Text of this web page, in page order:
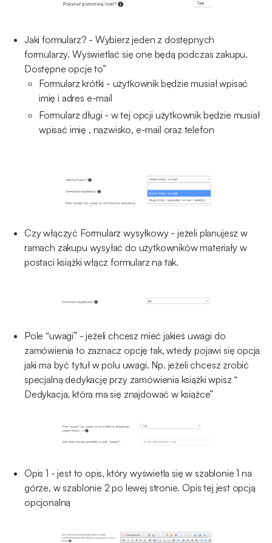
Jaki formularz? - Wybierz jeden z dostępnych
formularzy. Wyświetlać się one będą podczas zakupu.
Dostępne opcje to”
Formularz krótki - użytkownik będzie musiał wpisać
imię i adres e-mail
Formularz długi - w tej opcji użytkownik będzie musiał
wpisać imię , nazwisko, e-mail oraz telefon
Czy włączyć Formularz wysyłkowy - jeżeli planujesz w
ramach zakupu wysyłać do użytkowników materiały w
postaci książki włącz formularz na tak.
Pole “uwagi” - jeżeli chcesz mieć jakieś uwagi do
zamówienia to zaznacz opcję tak, wtedy pojawi się opcja
jaki ma być tytuł w polu uwagi. Np. jeżeli chcesz zrobić
specjalną dedykację przy zamówienia książki wpisz “
Dedykacja, która ma się znajdować w książce”
Opis 1 - jest to opis, który wyświetla się w szablonie 1 na
górze, w szablonie 2 po lewej stronie. Opis tej jest opcją
opcjonalną